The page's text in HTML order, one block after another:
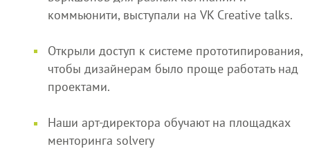
коммьюнити, выступали на VK Creative talks.
Открыли доступ к системе прототипирования,
чтобы дизайнерам было проще работать над
проектами.
Наши арт-директора обучают на площадках
менторинга solvery